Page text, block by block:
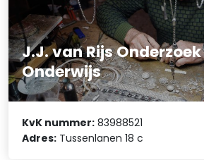
J.J. van Rijs
Onderwijs
KvK nummer: 83988521
Adres: Tussenlanen 18 c